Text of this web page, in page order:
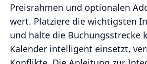
Preisrahmen und optionalen
wert. Platziere die wichtigsten
und halte die Buchungsstrecke
Kalender intelligent einsetzt,